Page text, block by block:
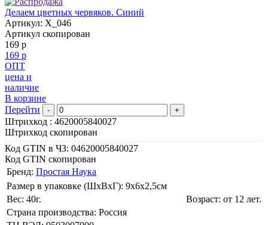
Делаем цветных червяков. Синий
Артикул: X_046
Артикул скопирован
169 р
169 р
ОПТ
цена и
наличие
В корзине
Перейти
- +
Штрихкод : 4620005840027
Штрихкод скопирован
Код GTIN в ЧЗ: 04620005840027
Код GTIN скопирован
Бренд: Простая Наука
Размер в упаковке (ШхВxГ): 9х6х2,5cм
Вес: 40г.
Возраст: от 12 лет.
Страна производства: Россия